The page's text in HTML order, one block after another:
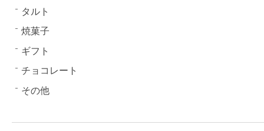
タルト
焼菓子
ギフト
チョコレート
その他